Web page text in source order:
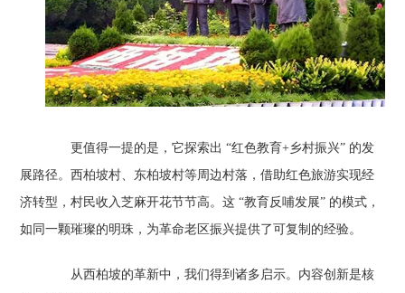
更值得一提的是，它探索出 “红色教育+乡村振兴” 的发
展路径。西柏坡村、东柏坡村等周边村落，借助红色旅游实现经
济转型，村民收入芝麻开花节节高。这 “教育反哺发展” 的模式，
如同一颗璀璨的明珠，为革命老区振兴提供了可复制的经验。
从西柏坡的革新中，我们得到诸多启示。内容创新是核